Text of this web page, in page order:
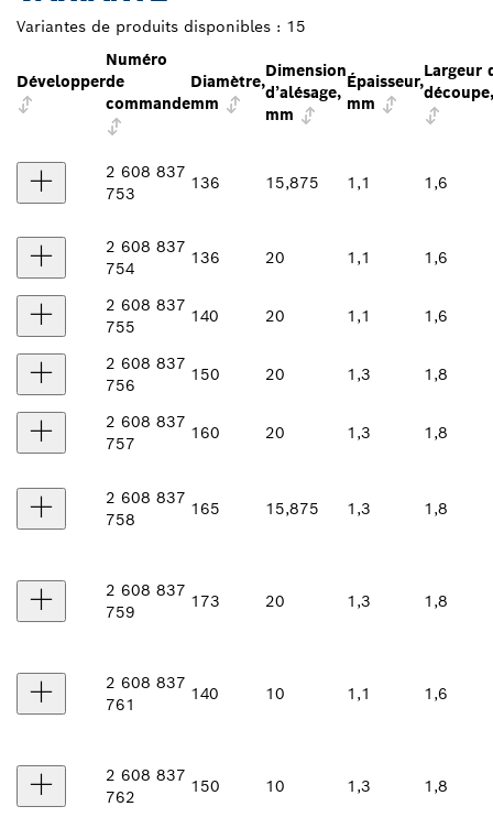
Variantes de produits disponibles : 15
Développer
Numéro
de
commande
Diamètre,
mm
Dimension
d’alésage,
mm
Épaisseur,
mm
Largeur
2 608 837
753
136 15,875 1,1 1,6
2 608 837
754
136 20 1,1 1,6
2 608 837
755
140 20 1,1 1,6
2 608 837
756
150 20 1,3 1,8
2 608 837
757
160 20 1,3 1,8
2 608 837
758
165 15,875 1,3 1,8
2 608 837
759
173 20 1,3 1,8
2 608 837
761
140 10 1,1 1,6
2 608 837
762
150 10 1,3 1,8